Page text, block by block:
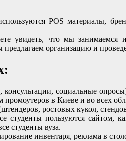
POS материалы,
увидеть, что мы
организацию и
социальные
промоутеров в Киеве и во всех
ростовых кукол,
студенты пользуются
студенты вуза.
инвентаря, реклама в